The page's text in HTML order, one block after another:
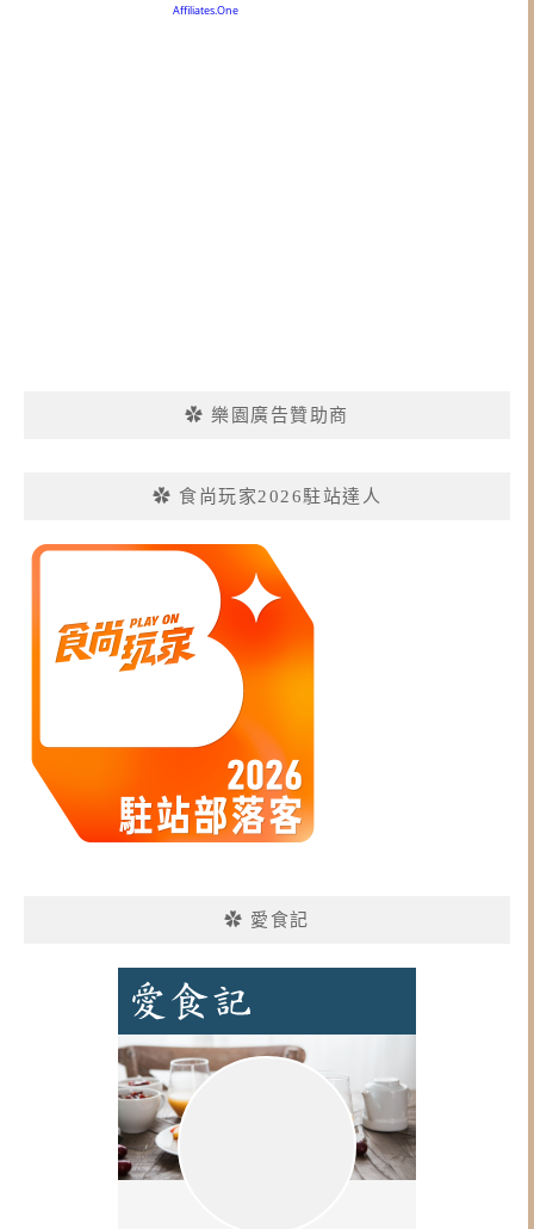
✿ 樂園廣告贊助商
✿ 食尚玩家2026駐站達人
✿ 愛食記